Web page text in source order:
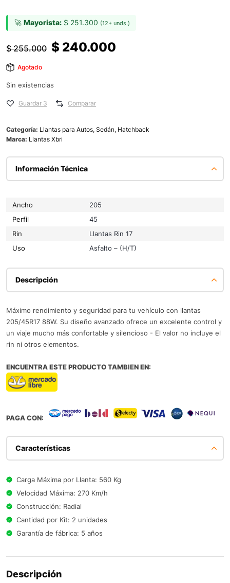
🚀 Mayorista: $ 251.300 (12+ unds.)
$255.000 $ 240.000
Agotado
Sin existencias
Guardar 3 Comparar
Categoría: Llantas para Autos, Sedán, Hatchback
Marca: Llantas Xbri
Información Técnica
Ancho
205
Perfil
45
Rin
Llantas Rin 17
Uso
Asfalto – (H/T)
Descripción
Máximo rendimiento y seguridad para tu vehículo con llantas
205/45R17 88W. Su diseño avanzado ofrece un excelente control y
un viaje mucho más confortable y silencioso - El valor no incluye el
rin ni otros elementos.
ENCUENTRA ESTE PRODUCTO TAMBIEN EN:
PAGA CON:
Características
Carga Máxima por Llanta: 560 Kg
Velocidad Máxima: 270 Km/h
Construcción: Radial
Cantidad por Kit: 2 unidades
Garantía de fábrica: 5 años
Descripción